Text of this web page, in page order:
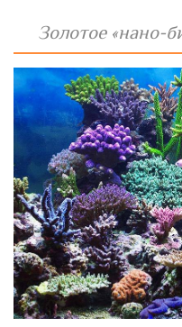
Золотое «нано-